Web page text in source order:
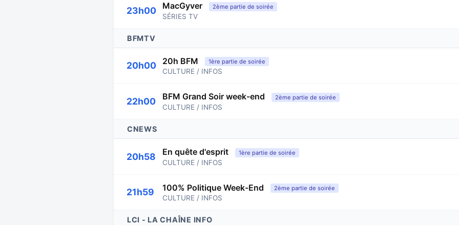
23h00 MacGyver 2ème partie de soirée
SÉRIES TV
BFMTV
20h00 20h BFM 1ère partie de soirée
CULTURE / INFOS
22h00 BFM Grand Soir week-end 2ème partie de soirée
CULTURE / INFOS
CNEWS
20h58 En quête d'esprit 1ère partie de soirée
CULTURE / INFOS
21h59 100% Politique Week-End 2ème partie de soirée
CULTURE / INFOS
LCI - LA CHAÎNE INFO